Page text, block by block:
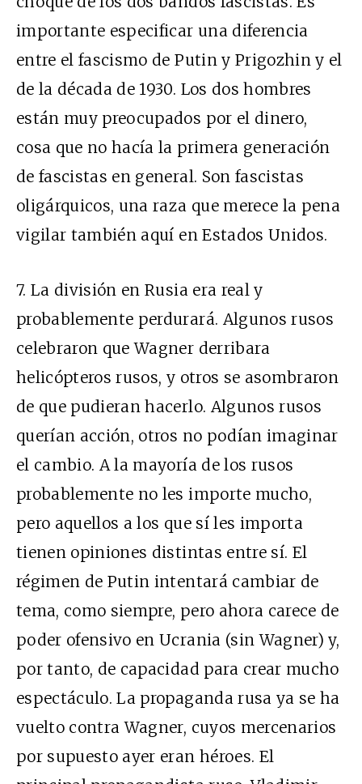
importante especificar una diferencia
entre el fascismo de Putin y Prigozhin y el
de la década de 1930. Los dos hombres
están muy preocupados por el dinero,
cosa que no hacía la primera generación
de fascistas en general. Son fascistas
oligárquicos, una raza que merece la pena
vigilar también aquí en Estados Unidos.
7. La división en Rusia era real y
probablemente perdurará. Algunos rusos
celebraron que Wagner derribara
helicópteros rusos, y otros se asombraron
de que pudieran hacerlo. Algunos rusos
querían acción, otros no podían imaginar
el cambio. A la mayoría de los rusos
probablemente no les importe mucho,
pero aquellos a los que sí les importa
tienen opiniones distintas entre sí. El
régimen de Putin intentará cambiar de
tema, como siempre, pero ahora carece de
poder ofensivo en Ucrania (sin Wagner) y,
por tanto, de capacidad para crear mucho
espectáculo. La propaganda rusa ya se ha
vuelto contra Wagner, cuyos mercenarios
por supuesto ayer eran héroes. El